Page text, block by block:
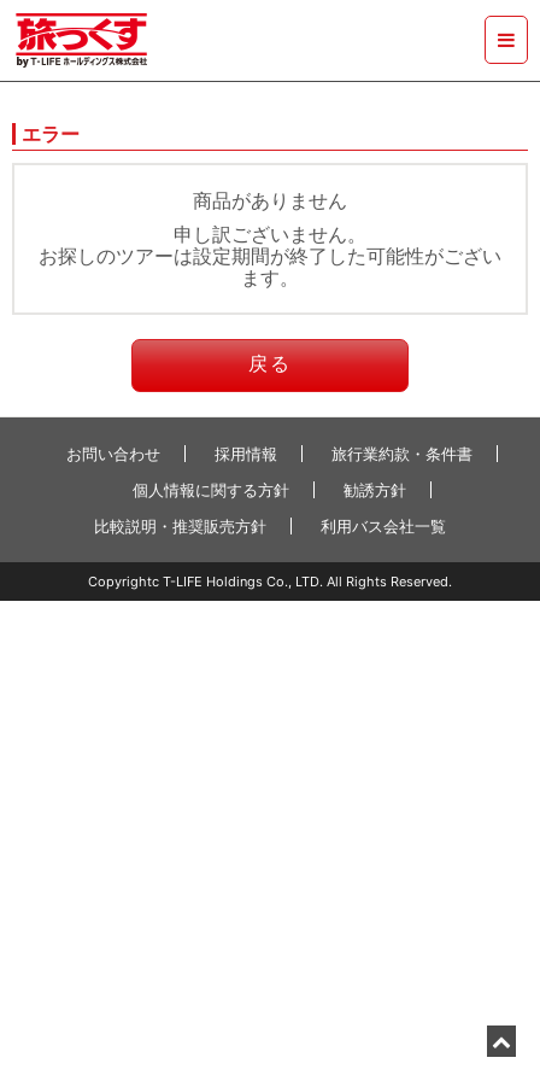
エラー
商品がありません
申し訳ございません。
お探しのツアーは設定期間が終了した可能性がござい
ます。
戻る
お問い合わせ 採用情報
旅行業約款・条件書
個人情報に関する方針
勧誘方針
比較説明・推奨販売方針
利用バス会社一覧
Copyrightc T-LIFE Holdings Co., LTD. All Rights Reserved.